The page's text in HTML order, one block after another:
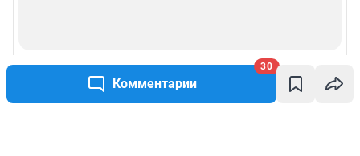
Комментарии
30